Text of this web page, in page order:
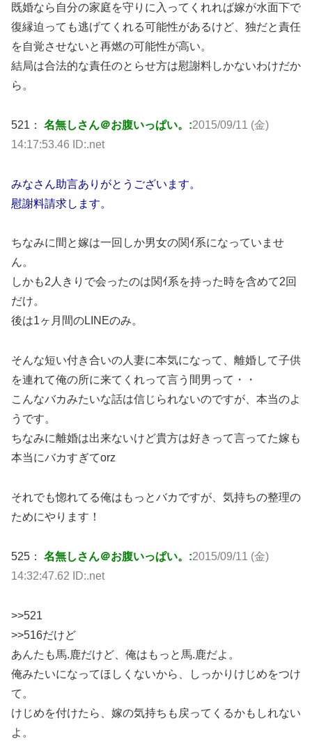
既婚なら自分の家庭を守りに入ってくれれば嫁が水面下で
復縁迫っても逃げてくれる可能性があるけど、独だと責任
を自覚させないと再燃の可能性が高い。
結局は合法的な責任のとらせ方は慰謝料しかないわけだか
ら。
521： 名無しさん＠お腹いっぱい。:2015/09/11 (金)
14:17:53.46 ID:.net
みなさん助言ありがとうございます。
慰謝料請求します。
ちなみに間と嫁は一回しか男女の関ｲ系になっていませ
ん。
しかも2人きりで会ったのは関ｲ系を持った時を含めて2回
だけ。
後は1ヶ月間のLINEのみ。
そんな短い付き合いの人妻に本気になって、離婚して子供
を連れて俺の所に来てくれって言う間男って・・
こんなバカみたいな話は信じられないのですが、本当のよ
うです。
ちなみに離婚は出来ないけど貴方は好きって言ってた嫁も
本当にバカすぎてorz
それでも惚れてる俺はもっとバカですが、気持ちの整理の
ためにやります！
525： 名無しさん＠お腹いっぱい。:2015/09/11 (金)
14:32:47.62 ID:.net
>>521
>>516だけど
あんたも馬.鹿だけど、俺はもっと馬.鹿だよ。
俺みたいになってほしくないから、しっかりけじめをつけ
て。
けじめを付けたら、嫁の気持ちも戻ってくるかもしれない
よ。